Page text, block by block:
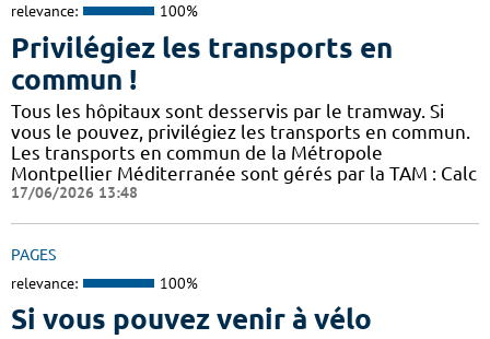
relevance: 100%
Privilégiez les transports en
commun !
Tous les hôpitaux sont desservis par le tramway. Si
vous le pouvez, privilégiez les transports en commun.
Les transports en commun de la Métropole
Montpellier Méditerranée sont gérés par la TAM : Calc
17/06/2026 13:48
PAGES
relevance: 100%
Si vous pouvez venir à vélo